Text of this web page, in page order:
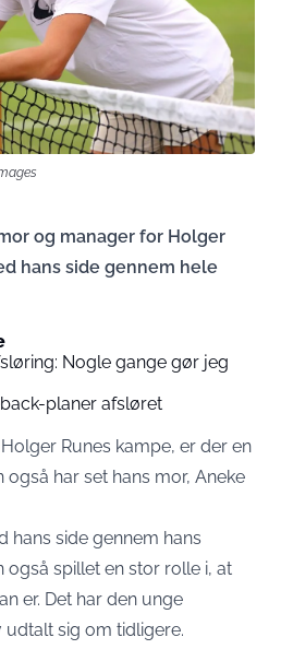
og manager for Holger
hans side gennem hele
Nogle gange gør jeg
planer afsløret
Runes kampe, er der en
har set hans mor, Aneke
hans side gennem hans
også spillet en stor rolle i, at
er. Det har den unge
udtalt sig om tidligere.